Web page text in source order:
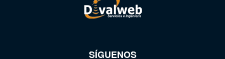
SÍGUENOS